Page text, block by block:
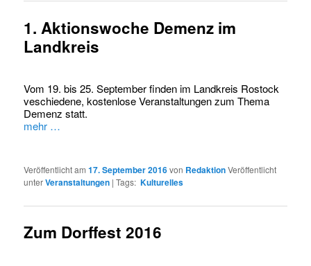
1. Aktionswoche Demenz im
Landkreis
Vom 19. bis 25. September finden im Landkreis Rostock
veschiedene, kostenlose Veranstaltungen zum Thema
Demenz statt.
mehr …
Veröffentlicht am17. September 2016von RedaktionVeröffentlicht
unterVeranstaltungen |Tags: Kulturelles
Zum Dorffest 2016